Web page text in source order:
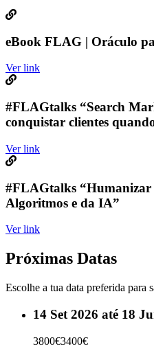
eBook FLAG | Oráculo
Ver link
#FLAGtalks “Search
conquistar clientes
Ver link
#FLAGtalks “Humanizar
Algoritmos e da IA”
Ver link
Próximas Datas
Escolhe a tua data preferida para
14 Set 2026 até 18
3800€3400€